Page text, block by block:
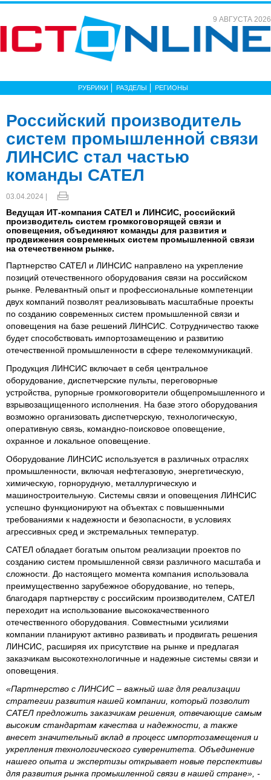
9 АВГУСТА 2026
РУБРИКИ РАЗДЕЛЫ РЕГИОНЫ
Российский производитель
систем промышленной связи
ЛИНСИС стал частью
команды САТЕЛ
03.04.2024 |
Ведущая ИТ-компания САТЕЛ и ЛИНСИС, российский
производитель систем громкоговорящей связи и
оповещения, объединяют команды для развития и
продвижения современных систем промышленной связи
на отечественном рынке.
Партнерство САТЕЛ и ЛИНСИС направлено на укрепление
позиций отечественного оборудования связи на российском
рынке. Релевантный опыт и профессиональные компетенции
двух компаний позволят реализовывать масштабные проекты
по созданию современных систем промышленной связи и
оповещения на базе решений ЛИНСИС. Сотрудничество также
будет способствовать импортозамещению и развитию
отечественной промышленности в сфере телекоммуникаций.
Продукция ЛИНСИС включает в себя центральное
оборудование, диспетчерские пульты, переговорные
устройства, рупорные громкоговорители общепромышленного и
взрывозащищенного исполнения. На базе этого оборудования
возможно организовать диспетчерскую, технологическую,
оперативную связь, командно-поисковое оповещение,
охранное и локальное оповещение.
Оборудование ЛИНСИС используется в различных отраслях
промышленности, включая нефтегазовую, энергетическую,
химическую, горнорудную, металлургическую и
машиностроительную. Системы связи и оповещения ЛИНСИС
успешно функционируют на объектах с повышенными
требованиями к надежности и безопасности, в условиях
агрессивных сред и экстремальных температур.
САТЕЛ обладает богатым опытом реализации проектов по
созданию систем промышленной связи различного масштаба и
сложности. До настоящего момента компания использовала
преимущественно зарубежное оборудование, но теперь,
благодаря партнерству с российским производителем, САТЕЛ
переходит на использование высококачественного
отечественного оборудования. Совместными усилиями
компании планируют активно развивать и продвигать решения
ЛИНСИС, расширяя их присутствие на рынке и предлагая
заказчикам высокотехнологичные и надежные системы связи и
оповещения.
«Партнерство с ЛИНСИС – важный шаг для реализации
стратегии развития нашей компании, который позволит
САТЕЛ предложить заказчикам решения, отвечающие самым
высоким стандартам качества и надежности, а также
внесет значительный вклад в процесс импортозамещения и
укрепления технологического суверенитета. Объединение
нашего опыта и экспертизы открывает новые перспективы
для развития рынка промышленной связи в нашей стране», -